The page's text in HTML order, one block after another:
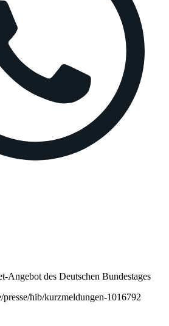
Angebot des Deutschen Bundestages
hib/kurzmeldungen-1016792